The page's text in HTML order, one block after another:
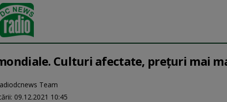
Culturi afectate, prețuri mai
Team
09.12.2021 10:45